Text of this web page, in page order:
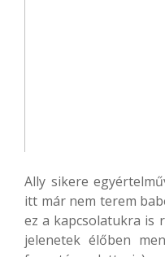
Ally sikere
itt már nem terem
ez a kapcsolatukra is
jelenetek élőben